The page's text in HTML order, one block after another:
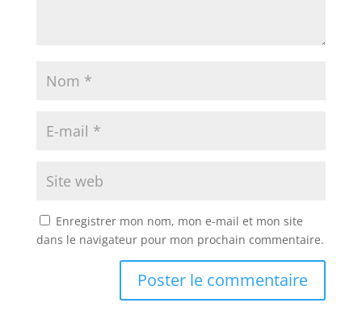
Enregistrer mon nom, mon e-mail et mon site
dans le navigateur pour mon prochain commentaire.